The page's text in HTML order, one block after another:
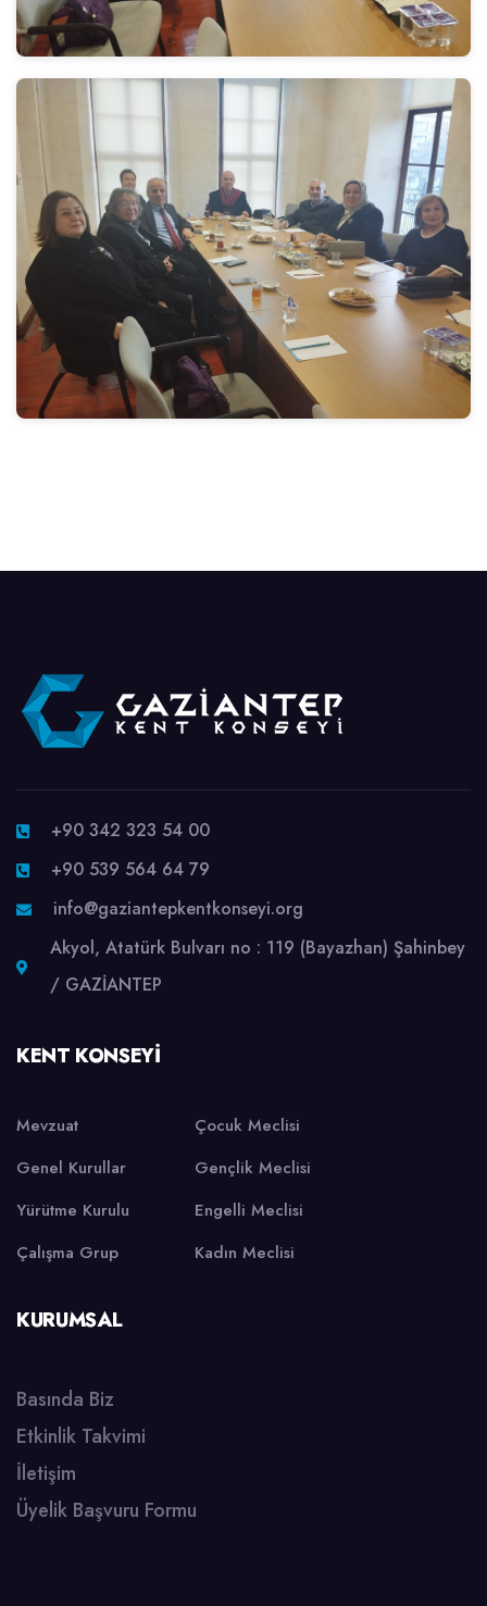
+90 342 323 54 00
+90 539 564 64 79
info@gaziantepkentkonseyi.org
Akyol, Atatürk Bulvarı no : 119 (Bayazhan) Şahinbey
/ GAZİANTEP
KENT KONSEYI
Mevzuat
Genel Kurullar
Yürütme Kurulu
Çalışma Grup
Çocuk Meclisi
Gençlik Meclisi
Engelli Meclisi
Kadın Meclisi
KURUMSAL
Basında Biz
Etkinlik Takvimi
İletişim
Üyelik Başvuru Formu